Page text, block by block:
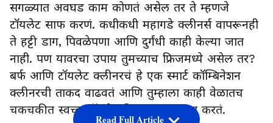
सगळ्यात अवघड काम कोणतं असेल तर ते म्हणजे
टॉयलेट साफ करणं. कधीकधी महागडे क्लीनर्स वापरूनही
ते हट्टी डाग, पिवळेपणा आणि दुर्गंधी काही केल्या जात
नाही. पण यावरचा उपाय तुमच्याच फ्रिजमध्ये असेल तर?
बर्फ आणि टॉयलेट क्लीनरचं हे एक स्मार्ट कॉम्बिनेशन
क्लीनरची ताकद वाढवतं आणि तुम्हाला काही वेळातच
चकचकीत स्वच्छ टॉयलेट मिळवण्यास मदत करतं.
Read Full Article